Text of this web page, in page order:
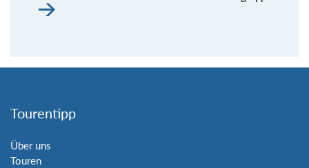
Tourentipp
Über uns
Touren